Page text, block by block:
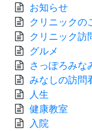
お知らせ
クリニックの
クリニック訪
グルメ
さっぽろみな
みなしの訪問
人生
健康教室
入院